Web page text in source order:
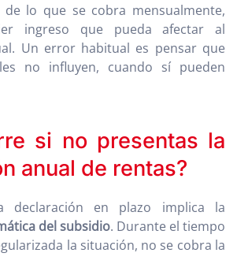
lo que se cobra mensualmente,
ingreso que pueda afectar al
Un error habitual es pensar que
no influyen, cuando sí pueden
si no presentas la
anual de rentas?
declaración en plazo implica la
del subsidio. Durante el tiempo
la situación, no se cobra la